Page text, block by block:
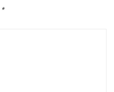
*